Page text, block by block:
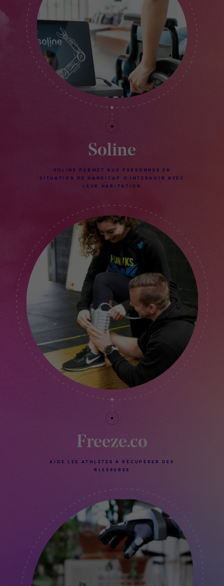
Soline
SOLINE PERMET AUX PERSONNES EN
SITUATION DE HANDICAP D'INTERAGIR AVEC
LEUR HABITATION
Freeze.co
AIDE LES ATHLÈTES À RÉCUPÉRER DES
BLESSURES